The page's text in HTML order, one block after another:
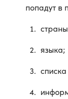
попадут в
языка;